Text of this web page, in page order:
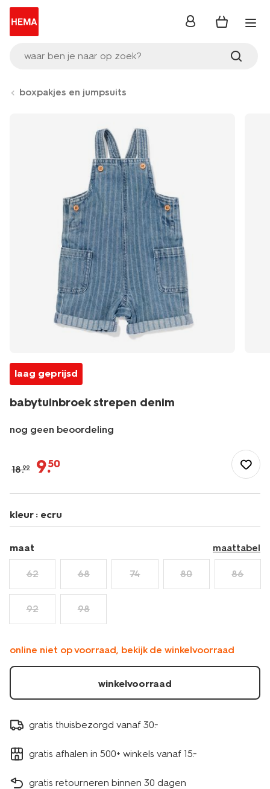
waar ben je naar op zoek?
inloggen
boxpakjes en jumpsuits
laag geprijsd
babytuinbroek strepen denim
nog geen beoordeling
strepen-
denim-
18.99 9.50
kleur : ecru
maat maattabel
62 68 74 80 86
92 98
online niet op voorraad, bekijk de winkelvoorraad
winkelvoorraad
gratis thuisbezorgd vanaf 30.-
gratis afhalen in 500+ winkels vanaf 15.-
gratis retourneren binnen 30 dagen